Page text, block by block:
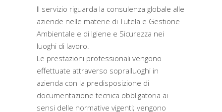
Il servizio riguarda la consulenza globale alle
aziende nelle materie di Tutela e Gestione
Ambientale e di Igiene e Sicurezza nei
luoghi di lavoro.
Le prestazioni professionali vengono
effettuate attraverso sopralluoghi in
azienda con la predisposizione di
documentazione tecnica obbligatoria ai
sensi delle normative vigenti; vengono